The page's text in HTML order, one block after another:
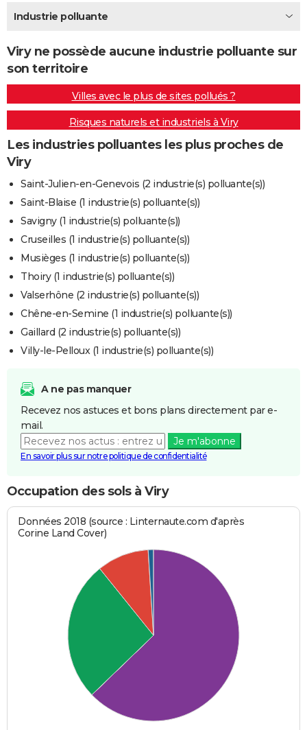
Destinations
City break
Voyage nature
Voyage de noces
Forum
Climat
+PHOTO
GUIDES D'ACHAT
BONS PLANS
CARTE DE VOEUX
Carte Bonne année
Carte Saint-Valentin
Carte d'anniversaire
DICTIONNAIRE
Dictionnaire
Biographies
Citations
Expressions
Proverbes
PROGRAMME TV
COPAINS D'AVANT
S'inscrire
Se connecter
Lycées
Collèges
Primaires
Universités
Entreprises
Service militaire
Avis de recherche
FORUM
Bricolage
Lifestyle
Culture
Sport
Auto
Television
Voyage
Cinema
Industrie polluante
Viry ne possède aucune industrie polluante sur
son territoire
Villes avec le plus de sites pollués ?
Risques naturels et industriels à Viry
Les industries polluantes les plus proches de
Viry
Saint-Julien-en-Genevois (2 industrie(s) polluante(s))
Saint-Blaise (1 industrie(s) polluante(s))
Savigny (1 industrie(s) polluante(s))
Cruseilles (1 industrie(s) polluante(s))
Musièges (1 industrie(s) polluante(s))
Thoiry (1 industrie(s) polluante(s))
Valserhône (2 industrie(s) polluante(s))
Chêne-en-Semine (1 industrie(s) polluante(s))
Gaillard (2 industrie(s) polluante(s))
Villy-le-Pelloux (1 industrie(s) polluante(s))
A ne pas manquer
Recevez nos astuces et bons plans directement par e-
mail.
Je m'abonne
En savoir plus sur notre politique de confidentialité
Occupation des sols à Viry
Données 2018 (source : Linternaute.com d'après
Corine Land Cover)